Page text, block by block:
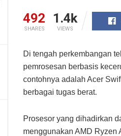
492
SHARES
1.4k
VIEWS
Di tengah perkembangan
pemrosesan berbasis
contohnya adalah Acer
berbagai tugas berat.
Prosesor yang dihadirkan
menggunakan AMD Ryzen